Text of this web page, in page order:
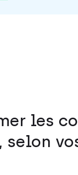
les
selon